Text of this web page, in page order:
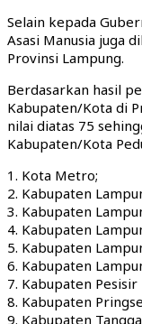
Selain kepada
Asasi Manusia juga
Provinsi Lampung.
Berdasarkan hasil
Kabupaten/Kota di
nilai diatas 75
Kabupaten/Kota
1. Kota Metro;
2. Kabupaten
3. Kabupaten
4. Kabupaten
5. Kabupaten
6. Kabupaten
7. Kabupaten Pesisir
8. Kabupaten
9. Kabupaten